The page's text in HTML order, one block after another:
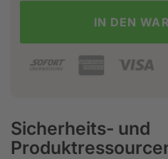
IN DEN
Sicherheits- und